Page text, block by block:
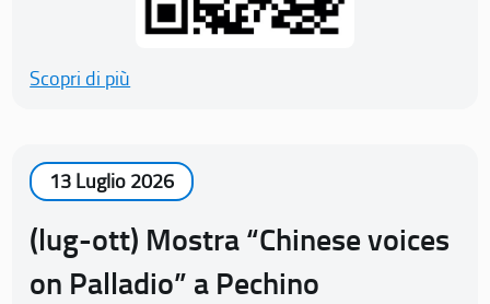
Scopri di più
13 Luglio 2026
(lug-ott) Mostra “Chinese voices
on Palladio” a Pechino